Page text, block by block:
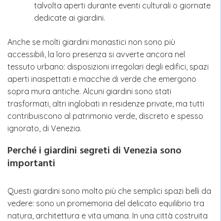
talvolta aperti durante eventi culturali o giornate
dedicate ai giardini.
Anche se molti giardini monastici non sono più
accessibili, la loro presenza si avverte ancora nel
tessuto urbano: disposizioni irregolari degli edifici, spazi
aperti inaspettati e macchie di verde che emergono
sopra mura antiche. Alcuni giardini sono stati
trasformati, altri inglobati in residenze private, ma tutti
contribuiscono al patrimonio verde, discreto e spesso
ignorato, di Venezia.
Perché i giardini segreti di Venezia sono
importanti
Questi giardini sono molto più che semplici spazi belli da
vedere: sono un promemoria del delicato equilibrio tra
natura, architettura e vita umana. In una città costruita